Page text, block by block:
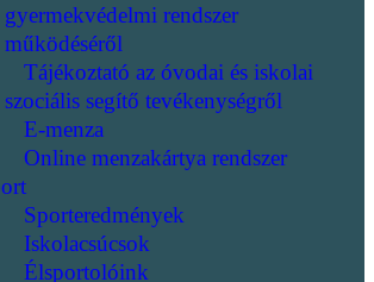
gyermekvédelmi rendszer
működéséről
Tájékoztató az óvodai és iskolai
szociális segítő tevékenységről
E-menza
Online menzakártya rendszer
Sporteredmények
Iskolacsúcsok
Élsportolóink